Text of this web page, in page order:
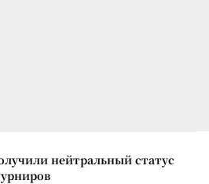
нейтральный статус